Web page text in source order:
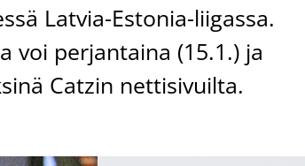
Latvia-Estonia-liigassa.
voi perjantaina (15.1.) ja
Catzin nettisivuilta.